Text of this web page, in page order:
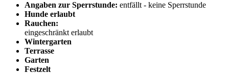
Angaben zur Sperrstunde: entfällt - keine Sperrstunde
Hunde erlaubt
Rauchen:
eingeschränkt erlaubt
Wintergarten
Terrasse
Garten
Festzelt